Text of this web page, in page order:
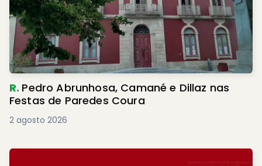
R. Pedro Abrunhosa, Camané e Dillaz nas
Festas de Paredes Coura
2 agosto 2026